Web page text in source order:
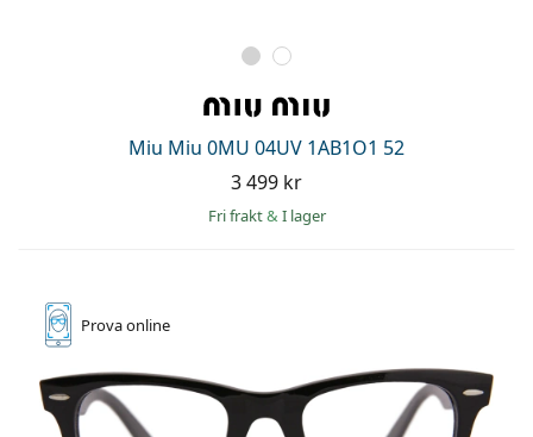
Miu Miu 0MU 04UV 1AB1O1 52
3 499 kr
Fri frakt& I lager
Prova online